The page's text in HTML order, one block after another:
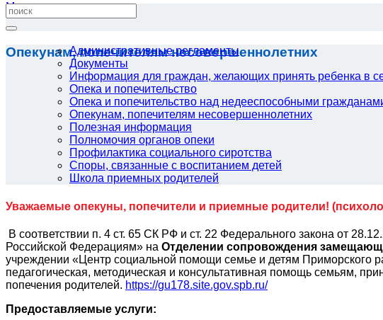
Местная администрация
Опекунам, попечителям несовершеннолетних
Административные регламенты
Документы
Информация для граждан, желающих принять ребенка в
Опека и попечительство
Опека и попечительство над недееспособными
Опекунам, попечителям несовершеннолетних
Полезная информация
Полномочия органов опеки
Профилактика социального сиротства
Споры, связанные с воспитанием детей
Школа приемных родителей
Уважаемые опекуны, попечители и приемные родители!
В соответствии п. 4 ст. 65 СК РФ и ст. 22 Федерального закона от
Российской Федерациям» на Отделении сопровождения
учреждении «Центр социальной помощи семье и детям Приморского
педагогическая, методическая и консультативная помощь семьям,
попечения родителей. https://gu178.site.gov.spb.ru/
Предоставляемые услуги: